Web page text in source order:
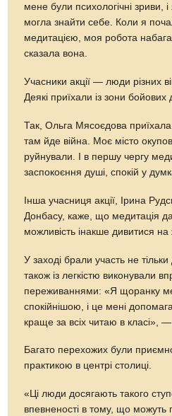
мене були психологічні зриви,
могла знайти себе. Коли я
медитацією, моя робота
сказала вона.
Учасники акції — люди різних
Деякі приїхали із зони бойових
Так, Ольга Мясоєдова
там йде війна. Моє місто
руйнували. І в першу чергу
заспокоєння душі, спокій у
Інша учасниця акції, Ірина
Донбасу, каже, що медитація
можливість інакше дивитися на
У заході брали участь не тільки
також із легкістю виконували
переживаннями: «Я щоранку
спокійнішою, і це мені
краще за всіх читаю в класі»,
Багато перехожих були
практикою в центрі столиці.
«Ці люди досягають такого
впевненості в тому, що можуть